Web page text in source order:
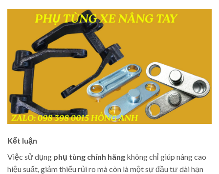
Kết luận
Việc sử dụng phụ tùng chính hãng không chỉ giúp nâng cao
hiệu suất, giảm thiểu rủi ro mà còn là một sự đầu tư dài hạn